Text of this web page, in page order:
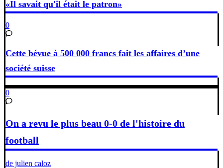
«Il savait qu'il était le patron»
0
Cette bévue à 500 000 francs fait les affaires d’une
société suisse
0
On a revu le plus beau 0-0 de l'histoire du
football
de julien caloz